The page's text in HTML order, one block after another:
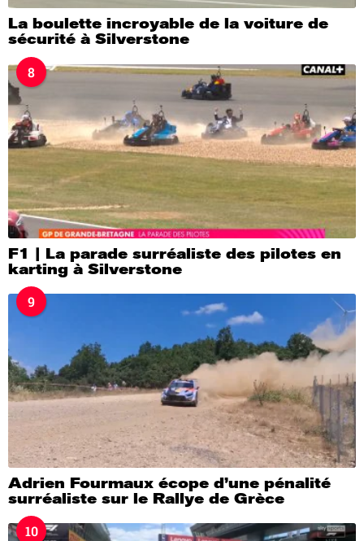
La boulette incroyable de la voiture de
sécurité à Silverstone
8
F1 | La parade surréaliste des pilotes en
karting à Silverstone
9
Adrien Fourmaux écope d’une pénalité
surréaliste sur le Rallye de Grèce
10